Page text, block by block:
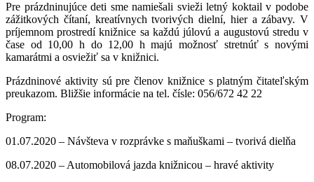
Pre prázdninujúce deti sme namiešali svieži letný koktail v podobe
zážitkových čítaní, kreatívnych tvorivých dielní, hier a zábavy. V
príjemnom prostredí knižnice sa každú júlovú a augustovú stredu v
čase od 10,00 h do 12,00 h majú možnosť stretnúť s novými
kamarátmi a osviežiť sa v knižnici.
Prázdninové aktivity sú pre členov knižnice s platným čitateľským
preukazom. Bližšie informácie na tel. čísle: 056/672 42 22
Program:
01.07.2020 – Návšteva v rozprávke s maňuškami – tvorivá dielňa
08.07.2020 – Automobilová jazda knižnicou – hravé aktivity